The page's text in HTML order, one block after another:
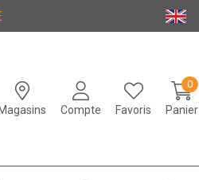
Magasins Compte Favoris Panier
0